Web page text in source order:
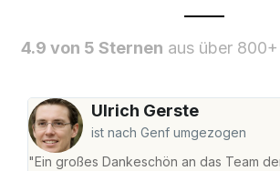
4.9 von 5 Sternen aus über
Ulrich Gerste
ist nach Genf umgezogen
"Ein großes Dankeschön an das Team